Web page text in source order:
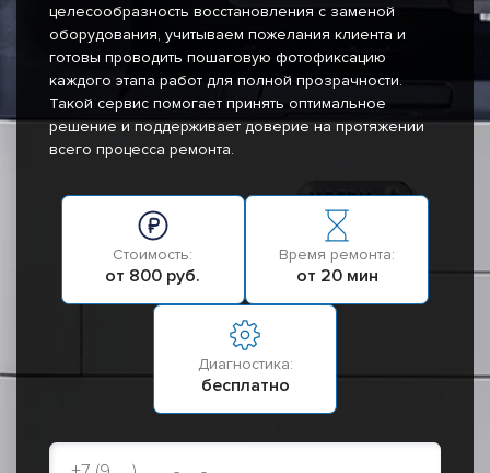
целесообразность восстановления с заменой
оборудования, учитываем пожелания клиента и
готовы проводить пошаговую фотофиксацию
каждого этапа работ для полной прозрачности.
Такой сервис помогает принять оптимальное
решение и поддерживает доверие на протяжении
всего процесса ремонта.
Стоимость:
от 800 руб.
Время ремонта:
от 20 мин
Диагностика:
бесплатно